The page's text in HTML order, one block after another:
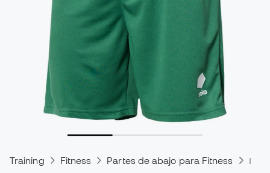
Training Fitness Partes de abajo para Fitness